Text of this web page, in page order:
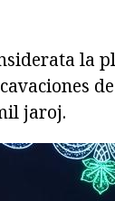
la
jaroj.